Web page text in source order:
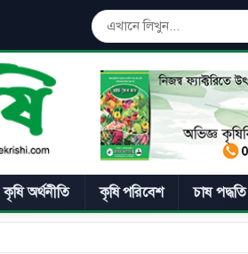
কৃষি অর্থনীতি কৃষি পরিবেশ চাষ পদ্ধতি